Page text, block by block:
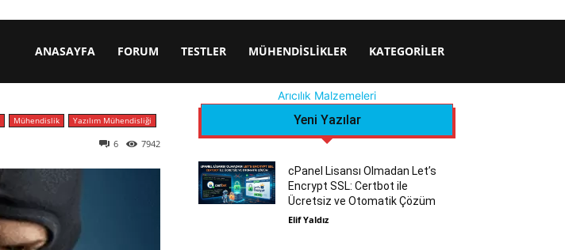
ANASAYFA FORUM TESTLER MÜHENDISLIKLER KATEGORILER
Mühendislik Yazılım Mühendisliği
7942
6
Arıcılık Malzemeleri
Yeni Yazılar
cPanel Lisansı Olmadan Let’s
Encrypt SSL: Certbot ile
Ücretsiz ve Otomatik Çözüm
Elif Yaldız